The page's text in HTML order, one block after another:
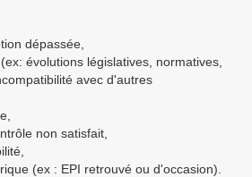
dépassée,
évolutions législatives, normatives,
avec d'autres
non satisfait,
(ex : EPI retrouvé ou d'occasion).